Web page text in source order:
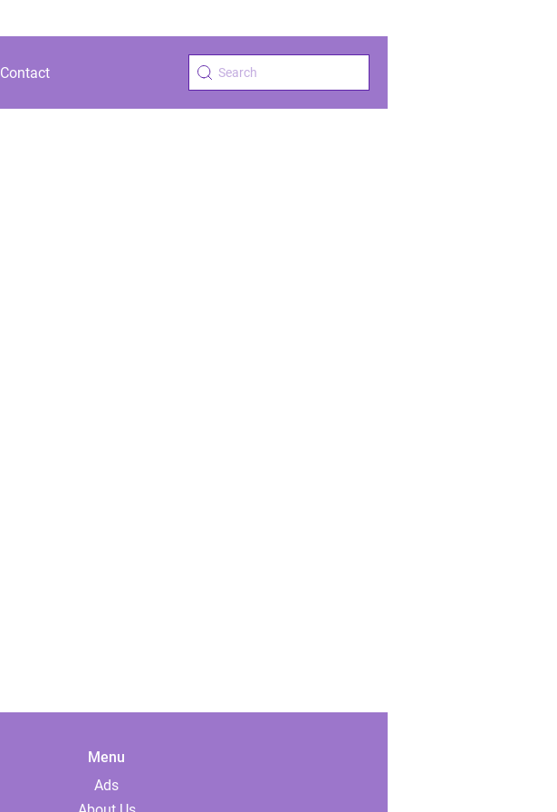
Contact
Menu
Ads